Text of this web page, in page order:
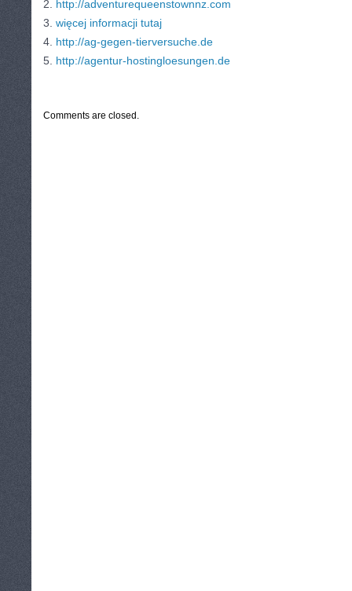
2. http://adventurequeenstownnz.com
3. więcej informacji tutaj
4. http://ag-gegen-tierversuche.de
5. http://agentur-hostingloesungen.de
Comments are closed.